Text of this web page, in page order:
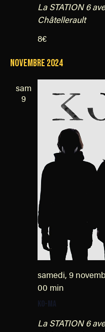
La STATION6
Châtellerault
8€
novembre 2024
sam
9
KO-MA
samedi, 9
00 min
La STATION6